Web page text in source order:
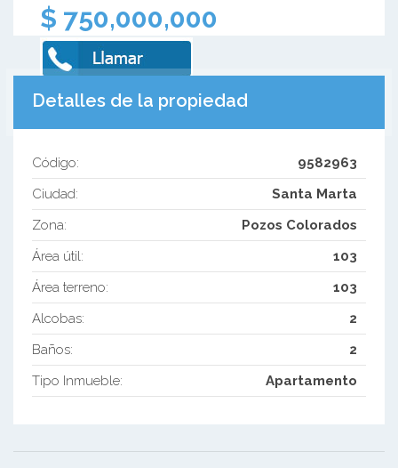
$ 750,000,000
Detalles de la propiedad
Código:
9582963
Ciudad:
Santa Marta
Zona:
Pozos Colorados
Área útil:
103
Área terreno:
103
Alcobas:
2
Baños:
2
Tipo Inmueble:
Apartamento